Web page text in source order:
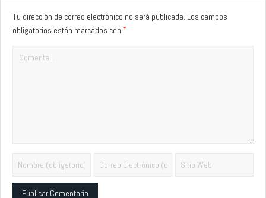
Tu dirección de correo electrónico no será publicada. Los campos
obligatorios están marcados con *